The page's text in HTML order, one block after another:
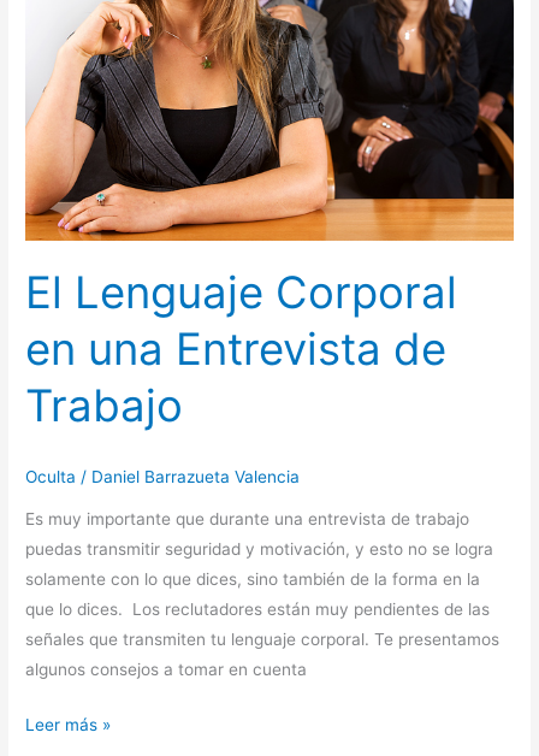
El Lenguaje Corporal
en una Entrevista de
Trabajo
Oculta / Daniel Barrazueta Valencia
Es muy importante que durante una entrevista de trabajo
puedas transmitir seguridad y motivación, y esto no se logra
solamente con lo que dices, sino también de la forma en la
que lo dices. Los reclutadores están muy pendientes de las
señales que transmiten tu lenguaje corporal. Te presentamos
algunos consejos a tomar en cuenta
Trabajo
Leer más »